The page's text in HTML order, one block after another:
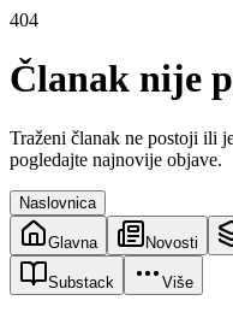
404
Članak nije
Traženi članak ne postoji ili
pogledajte najnovije objave.
Naslovnica
Glavna Novosti
Substack Više